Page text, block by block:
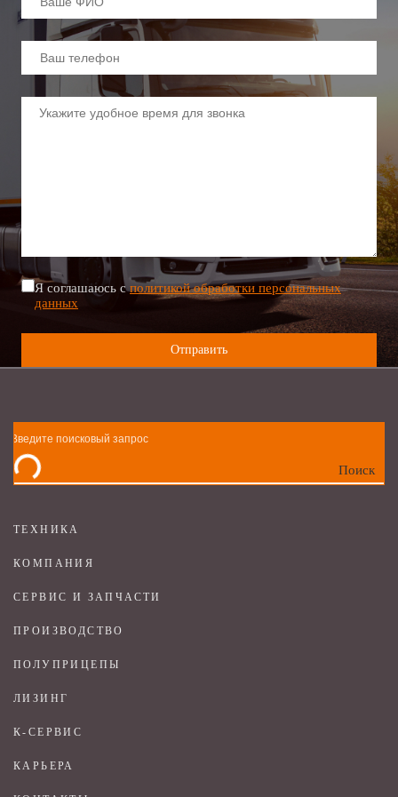
Я соглашаюсь сполитикой обработки персональных
данных
ТЕХНИКА
КОМПАНИЯ
СЕРВИС И ЗАПЧАСТИ
ПРОИЗВОДСТВО
ПОЛУПРИЦЕПЫ
ЛИЗИНГ
К-СЕРВИС
КАРЬЕРА
Поиск